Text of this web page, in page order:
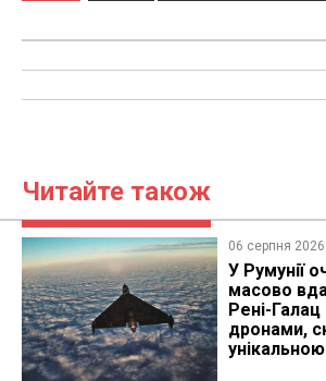
Читайте також
06 серпня 2026
У Румунії
масово
Рені-
дронами,